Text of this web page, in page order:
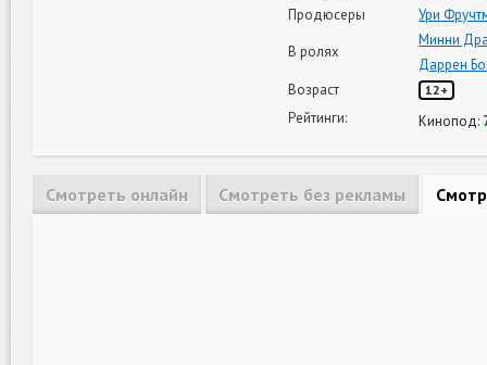
Продюсеры
Ури
В ролях
Минни
Даррен
Возраст
12+
Рейтинги: Кинопод:
Смотреть онлайн Смотреть без рекламы